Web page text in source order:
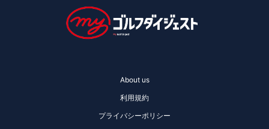
About us
利用規約
プライバシーポリシー